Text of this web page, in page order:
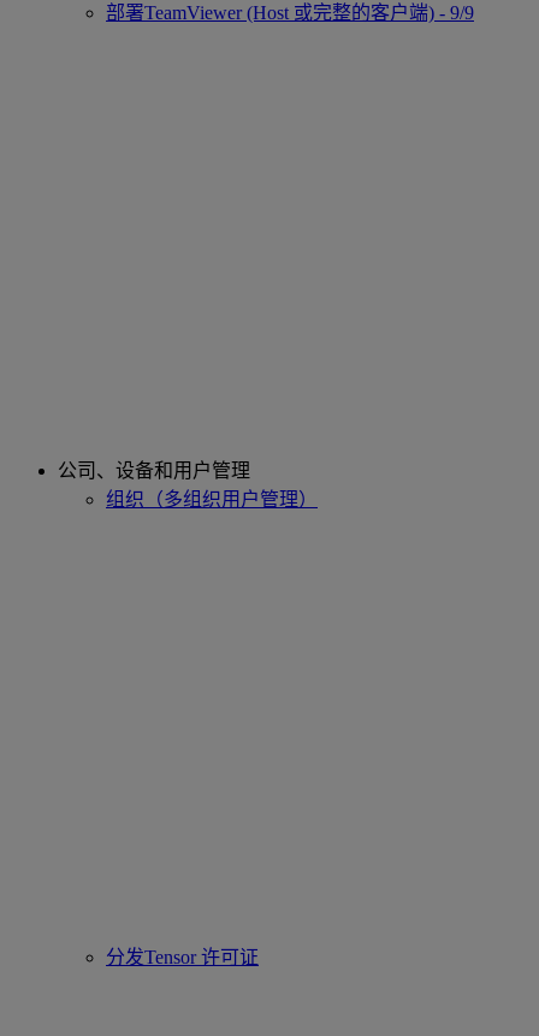
部署TeamViewer (Host 或完整的客户端) - 9/9
公司、设备和用户管理
组织（多组织用户管理）
分发Tensor 许可证